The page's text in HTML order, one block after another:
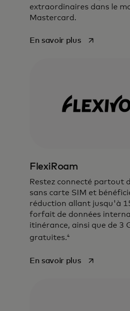
extraordinaires dans le
Mastercard.
En savoir pluss’ouvre dans
FlexiRoam
Restez connecté partout
sans carte SIM et
réduction allant jusqu'à
forfait de données
itinérance, ainsi que de 3
gratuites.4
En savoir pluss’ouvre dans